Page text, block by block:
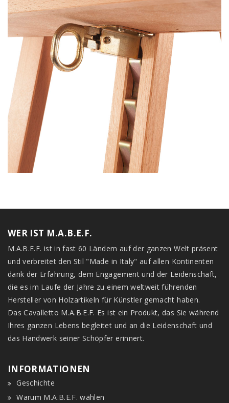
WER IST M.A.B.E.F.
M.A.B.E.F. ist in fast 60 Ländern auf der ganzen Welt präsent
und verbreitet den Stil "Made in Italy" auf allen Kontinenten
dank der Erfahrung, dem Engagement und der Leidenschaft,
die es im Laufe der Jahre zu einem weltweit führenden
Hersteller von Holzartikeln für Künstler gemacht haben.
Das Cavalletto M.A.B.E.F. Es ist ein Produkt, das Sie während
Ihres ganzen Lebens begleitet und an die Leidenschaft und
das Handwerk seiner Schöpfer erinnert.
INFORMATIONEN
Geschichte
Warum M.A.B.E.F. wählen